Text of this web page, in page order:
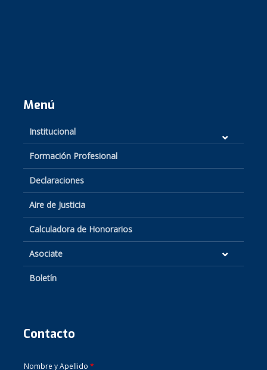
Menú
Institucional
Formación Profesional
Declaraciones
Aire de Justicia
Calculadora de Honorarios
Asociate
Boletín
Contacto
Nombre y Apellido *